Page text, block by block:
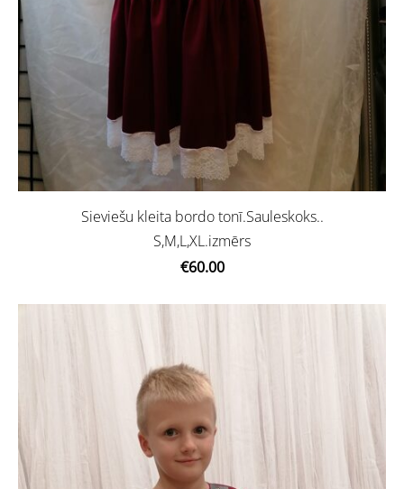
Sieviešu kleita bordo tonī.Sauleskoks..
S,M,L,XL.izmērs
€60.00